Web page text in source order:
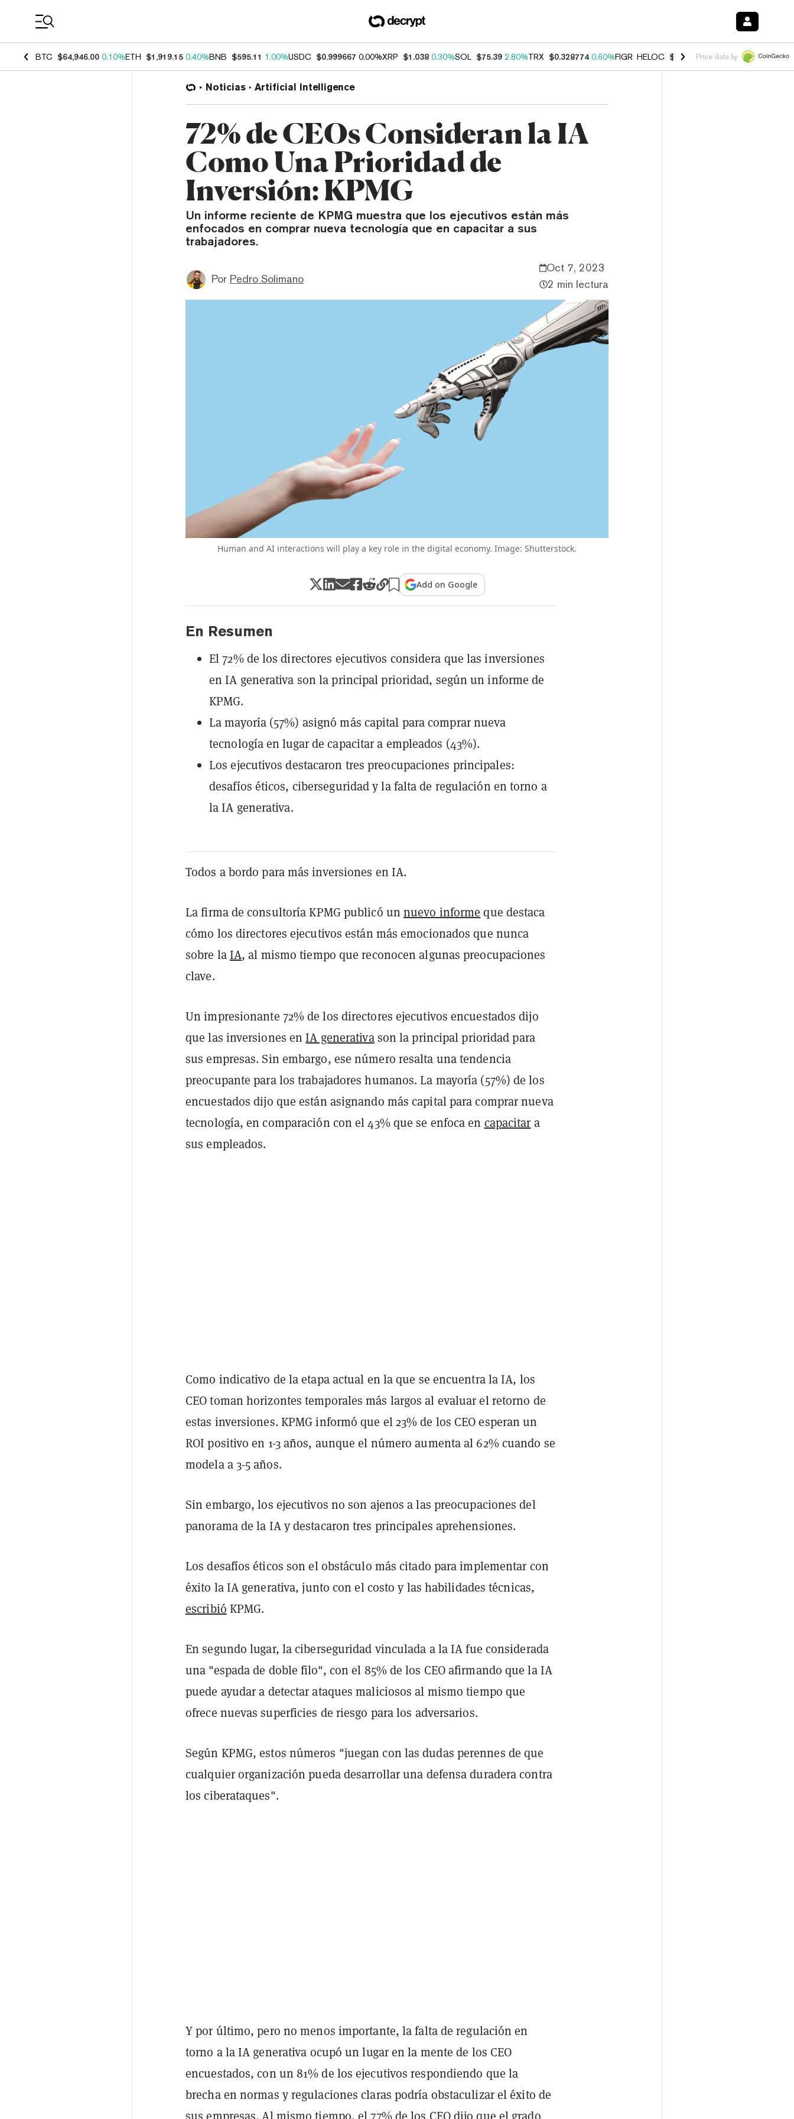
BTC $64,946.00 0.10%ETH $1,919.15 0.40%BNB $595.11 1.00%USDC $0.999667 0.00%XRP $1.038 0.30%SOL $75.39 2.80%TRX $0.328774 0.60%FIGR_HELOC $1.007 -2.70%HYPE $54.46 -
Price data by
Noticias Artificial Intelligence
72% de CEOs Consideran la IA
Como Una Prioridad de
Inversión: KPMG
Un informe reciente de KPMG muestra que los ejecutivos están más
enfocados en comprar nueva tecnología que en capacitar a sus
trabajadores.
Por Pedro Solimano
Oct 7, 2023
2 min lectura
Human and AI interactions will play a key role in the digital economy. Image: Shutterstock.
Add on Google
En Resumen
El 72% de los directores ejecutivos considera que las inversiones
en IA generativa son la principal prioridad, según un informe de
KPMG.
La mayoría (57%) asignó más capital para comprar nueva
tecnología en lugar de capacitar a empleados (43%).
Los ejecutivos destacaron tres preocupaciones principales:
desafíos éticos, ciberseguridad y la falta de regulación en torno a
la IA generativa.
Todos a bordo para más inversiones en IA.
La firma de consultoría KPMG publicó unnuevo informe que destaca
cómo los directores ejecutivos están más emocionados que nunca
sobre laIA, al mismo tiempo que reconocen algunas preocupaciones
clave.
Un impresionante 72% de los directores ejecutivos encuestados dijo
que las inversiones enIA generativason la principal prioridad para
sus empresas. Sin embargo, ese número resalta una tendencia
preocupante para los trabajadores humanos. La mayoría (57%) de los
encuestados dijo que están asignando más capital para comprar nueva
tecnología, en comparación con el 43% que se enfoca en capacitar a
sus empleados.
Como indicativo de la etapa actual en la que se encuentra la IA, los
CEO toman horizontes temporales más largos al evaluar el retorno de
estas inversiones. KPMG informó que el 23% de los CEO esperan un
ROI positivo en 1-3 años, aunque el número aumenta al 62% cuando se
modela a 3-5 años.
Sin embargo, los ejecutivos no son ajenos a las preocupaciones del
panorama de la IA y destacaron tres principales aprehensiones.
Los desafíos éticos son el obstáculo más citado para implementar con
éxito la IA generativa, junto con el costo y las habilidades técnicas,
escribió KPMG.
En segundo lugar, la ciberseguridad vinculada a la IA fue considerada
una "espada de doble filo", con el 85% de los CEO afirmando que la IA
puede ayudar a detectar ataques maliciosos al mismo tiempo que
ofrece nuevas superficies de riesgo para los adversarios.
Según KPMG, estos números "juegan con las dudas perennes de que
cualquier organización pueda desarrollar una defensa duradera contra
los ciberataques".
Y por último, pero no menos importante, la falta de regulación en
torno a la IA generativa ocupó un lugar en la mente de los CEO
encuestados, con un 81% de los ejecutivos respondiendo que la
brecha en normas y regulaciones claras podría obstaculizar el éxito de
sus empresas. Al mismo tiempo, el 77% de los CEO dijo que el grado